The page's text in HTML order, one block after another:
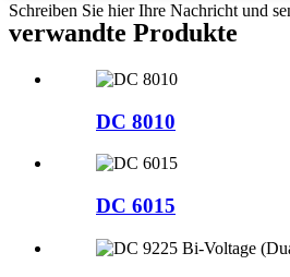
Schreiben Sie hier Ihre Nachricht und
verwandte Produkte
DC 8010
DC 6015